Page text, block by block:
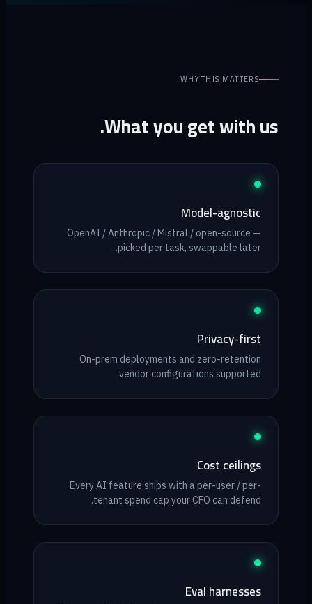
WHY THIS MATTERS
What you get with us.
Model-agnostic
OpenAI / Anthropic / Mistral / open-source —
picked per task, swappable later.
Privacy-first
On-prem deployments and zero-retention
vendor configurations supported.
Cost ceilings
Every AI feature ships with a per-user / per-
tenant spend cap your CFO can defend.
Eval harnesses